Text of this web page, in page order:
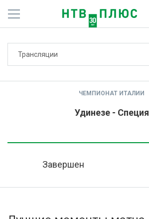
Трансляции
ЧЕМПИОНАТ ИТАЛИИ
Удинезе - Специя
Завершен